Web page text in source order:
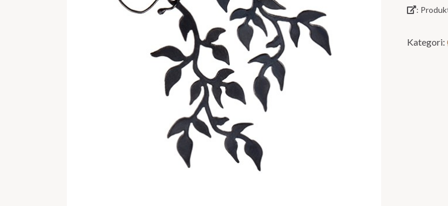
:
Kategori: